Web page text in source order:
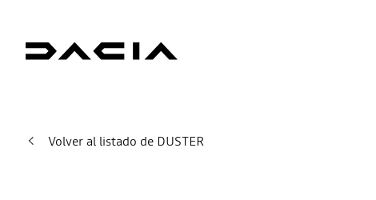
Volver al listado de DUSTER